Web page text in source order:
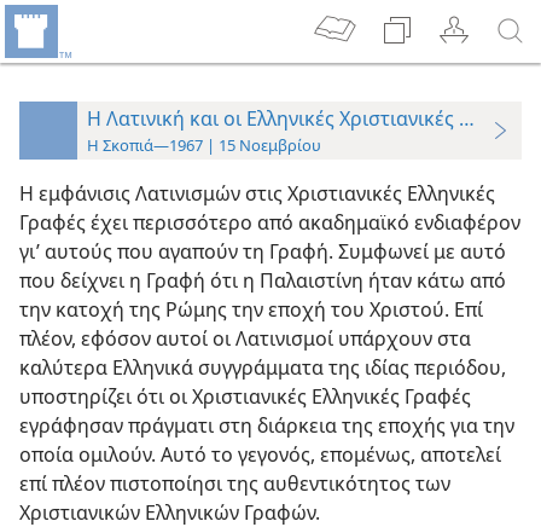
Η Λατινική και οι Ελληνικές Χριστιανικές Γραφές
Η Σκοπιά—1967 | 15 Νοεμβρίου
Η εμφάνισις Λατινισμών στις Χριστιανικές Ελληνικές
Γραφές έχει περισσότερο από ακαδημαϊκό ενδιαφέρον
γι’ αυτούς που αγαπούν τη Γραφή. Συμφωνεί με αυτό
που δείχνει η Γραφή ότι η Παλαιστίνη ήταν κάτω από
την κατοχή της Ρώμης την εποχή του Χριστού. Επί
πλέον, εφόσον αυτοί οι Λατινισμοί υπάρχουν στα
καλύτερα Ελληνικά συγγράμματα της ιδίας περιόδου,
υποστηρίζει ότι οι Χριστιανικές Ελληνικές Γραφές
εγράφησαν πράγματι στη διάρκεια της εποχής για την
οποία ομιλούν. Αυτό το γεγονός, επομένως, αποτελεί
επί πλέον πιστοποίησι της αυθεντικότητος των
Χριστιανικών Ελληνικών Γραφών.